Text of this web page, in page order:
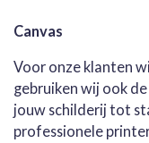
Canvas
Voor onze klanten
gebruiken wij ook
jouw schilderij tot
professionele